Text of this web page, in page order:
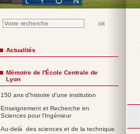
Actualités
Mémoire de l'École Centrale de
Lyon
150 ans d'histoire d'une institution
Enseignement et Recherche en
Sciences pour l'Ingénieur
Au-delà des sciences et de la technique